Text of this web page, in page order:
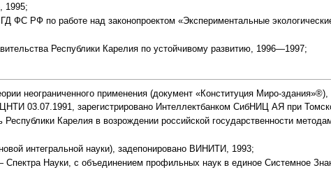
1995;
ФС РФ по работе над законопроектом «Экспериментальные
Республики Карелия по устойчивому развитию, 1996—1997;
неограниченного применения (документ «Конституция Миро-здания»®),
03.07.1991, зарегистрировано Интеллектбанком СибНИЦ АЯ при
Республики Карелия в возрождении российской государственности
интегральной науки), задепонировано ВИНИТИ, 1993;
Науки, с объединением профильных наук в единое Системное